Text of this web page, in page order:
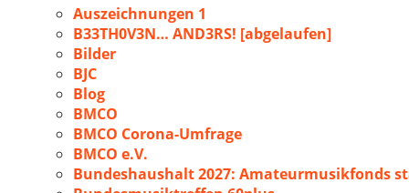
Auszeichnungen 1
B33TH0V3N… AND3RS! [abgelaufen]
Bilder
BJC
Blog
BMCO
BMCO Corona-Umfrage
BMCO e.V.
Bundeshaushalt 2027: Amateurmusikfonds